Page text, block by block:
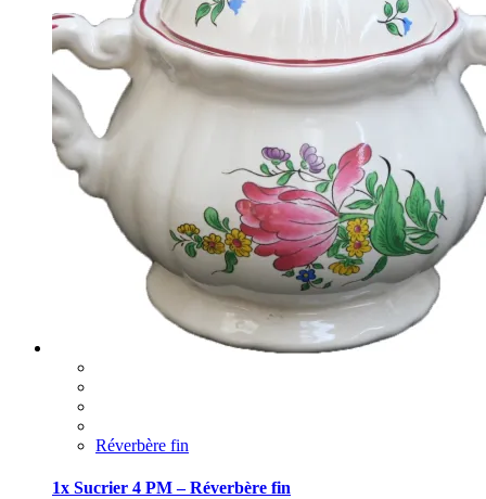
Réverbère fin
1x Sucrier 4 PM – Réverbère fin